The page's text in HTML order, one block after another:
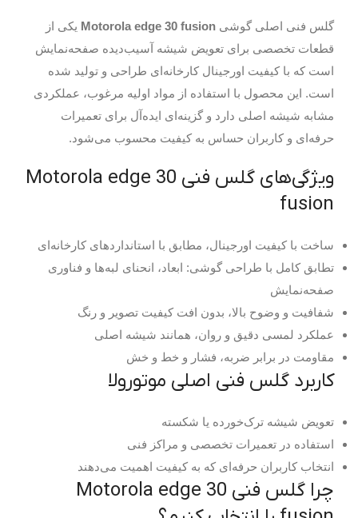
گلس فنی اصلی گوشی Motorola edge 30 fusion یکی از
قطعات تخصصی برای تعویض شیشه آسیب‌دیده صفحه‌نمایش
است که با کیفیت اورجینال کارخانه‌ای طراحی و تولید شده
است. این محصول با استفاده از مواد اولیه مرغوب، عملکردی
مشابه شیشه اصلی دارد و گزینه‌ای ایده‌آل برای تعمیرات
حرفه‌ای و کاربران حساس به کیفیت محسوب می‌شود.
ویژگی‌های گلس فنی Motorola edge 30
fusion
ساخت با کیفیت اورجینال، مطابق با استانداردهای کارخانه‌ای
تطابق کامل با طراحی گوشی: ابعاد، انحنای لبه‌ها و فناوری
صفحه‌نمایش
شفافیت و وضوح بالا، بدون افت کیفیت تصویر و رنگ
عملکرد لمسی دقیق و روان، همانند شیشه اصلی
مقاومت در برابر ضربه، فشار و خط و خش
کاربرد گلس فنی اصلی موتورولا
تعویض شیشه ترک‌خورده یا شکسته
استفاده در تعمیرات تخصصی و مراکز فنی
انتخاب کاربران حرفه‌ای که به کیفیت اهمیت می‌دهند
چرا گلس فنی Motorola edge 30